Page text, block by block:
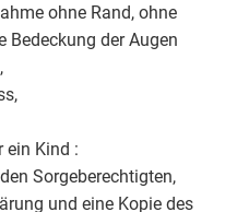
ohne Rand, ohne
Bedeckung der Augen
ein Kind :
Sorgeberechtigten,
und eine Kopie des